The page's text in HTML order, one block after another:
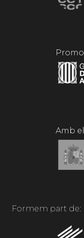
Amb
Formem part de: